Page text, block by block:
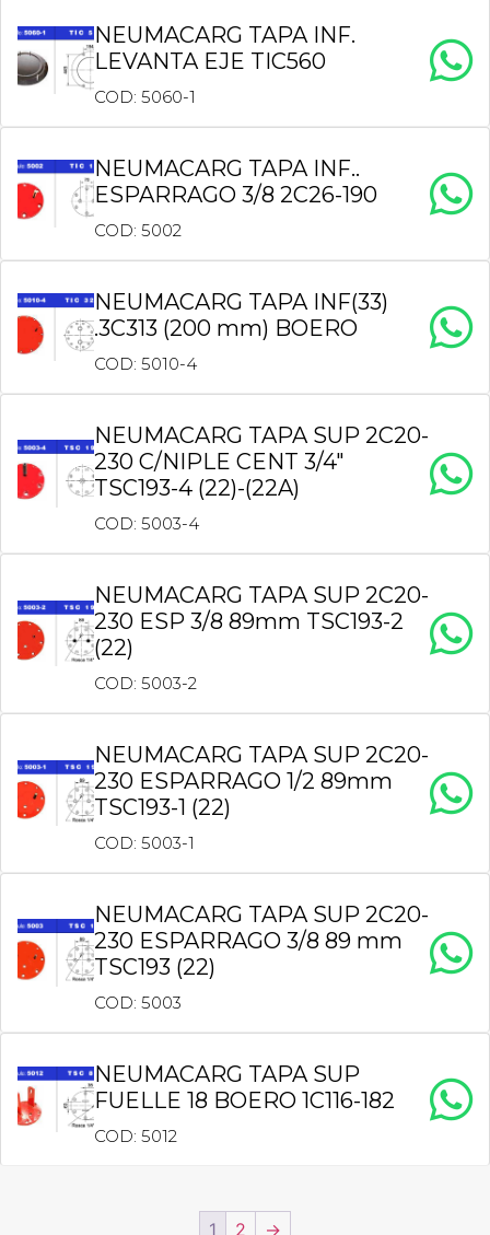
NEUMACARG TAPA INF.
LEVANTA EJE TIC560
COD: 5060-1
NEUMACARG TAPA INF..
ESPARRAGO 3/8 2C26-190
COD: 5002
NEUMACARG TAPA INF(33)
.3C313 (200 mm) BOERO
COD: 5010-4
NEUMACARG TAPA SUP 2C20-
230 C/NIPLE CENT 3/4″
TSC193-4 (22)-(22A)
COD: 5003-4
NEUMACARG TAPA SUP 2C20-
230 ESP 3/8 89mm TSC193-2
(22)
COD: 5003-2
NEUMACARG TAPA SUP 2C20-
230 ESPARRAGO 1/2 89mm
TSC193-1 (22)
COD: 5003-1
NEUMACARG TAPA SUP 2C20-
230 ESPARRAGO 3/8 89 mm
TSC193 (22)
COD: 5003
NEUMACARG TAPA SUP
FUELLE 18 BOERO 1C116-182
COD: 5012
1 2 →